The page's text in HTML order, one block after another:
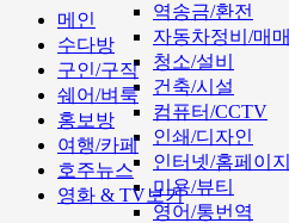
역송금/환전
자동차정비/매매
청소/설비
건축/시설
컴퓨터/CCTV
인쇄/디자인
인터넷/홈페이지
미용/뷰티
영어/통번역
메인
수다방
구인/구직
쉐어/벼룩
홍보방
여행/카페
호주뉴스
영화 & TV보기